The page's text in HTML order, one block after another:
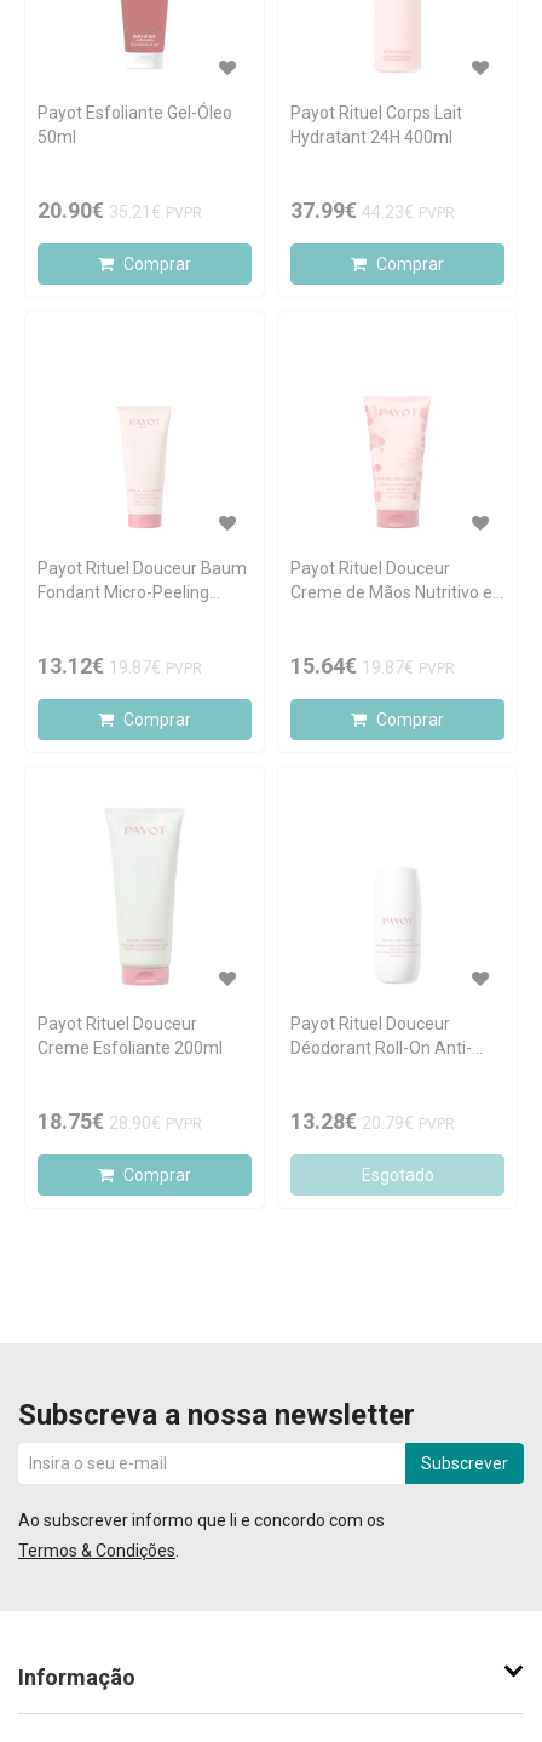
Payot Esfoliante Gel-Óleo
50ml
20.90€ 35.21€ PVPR
Comprar
Payot Rituel Corps Lait
Hydratant 24H 400ml
37.99€ 44.23€ PVPR
Comprar
Payot Rituel Douceur Baum
Fondant Micro-Peeling
13.12€ 19.87€ PVPR
Comprar
Payot Rituel Douceur
Creme de Mãos Nutritivo e
15.64€ 19.87€ PVPR
Comprar
Payot Rituel Douceur
Creme Esfoliante 200ml
18.75€ 28.90€ PVPR
Comprar
Payot Rituel Douceur
Déodorant Roll-On Anti-
13.28€ 20.79€ PVPR
Esgotado
Subscreva a nossa newsletter
Subscrever
Ao subscrever informo que li e concordo com os
Termos & Condições
Informação